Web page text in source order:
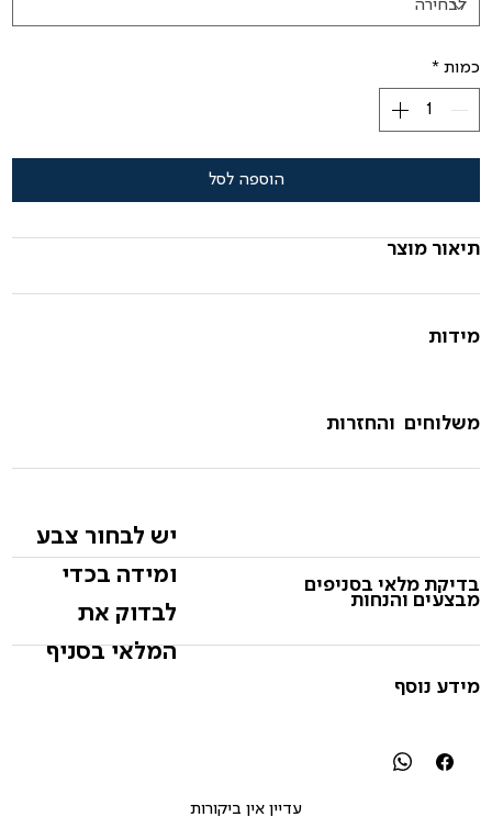
כמות *
הוספה לסל
תיאור מוצר
מידות
משלוחים והחזרות
יש לבחור צבע
ומידה בכדי
לבדוק את
המלאי בסניף
בדיקת מלאי בסניפים
מבצעים והנחות
מידע נוסף
עדיין אין ביקורות